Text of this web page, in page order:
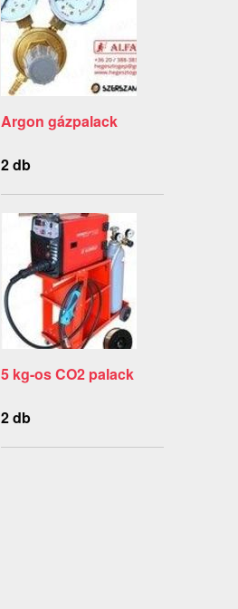
Argon gázpalack
2 db
5 kg-os CO2 palack
2 db